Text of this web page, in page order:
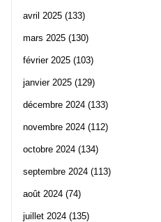
avril 2025 (133)
mars 2025 (130)
février 2025 (103)
janvier 2025 (129)
décembre 2024 (133)
novembre 2024 (112)
octobre 2024 (134)
septembre 2024 (113)
août 2024 (74)
juillet 2024 (135)